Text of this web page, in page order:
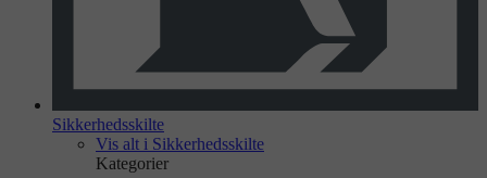
Sikkerhedsskilte
Vis alt i Sikkerhedsskilte
Kategorier